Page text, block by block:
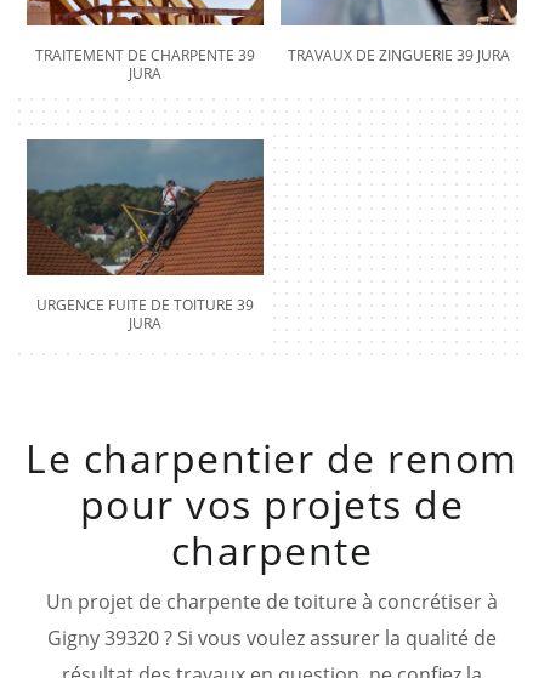
TRAITEMENT DE CHARPENTE 39
JURA
TRAVAUX DE ZINGUERIE 39 JURA
URGENCE FUITE DE TOITURE 39
JURA
Le charpentier de renom
pour vos projets de
charpente
Un projet de charpente de toiture à concrétiser à
Gigny 39320 ? Si vous voulez assurer la qualité de